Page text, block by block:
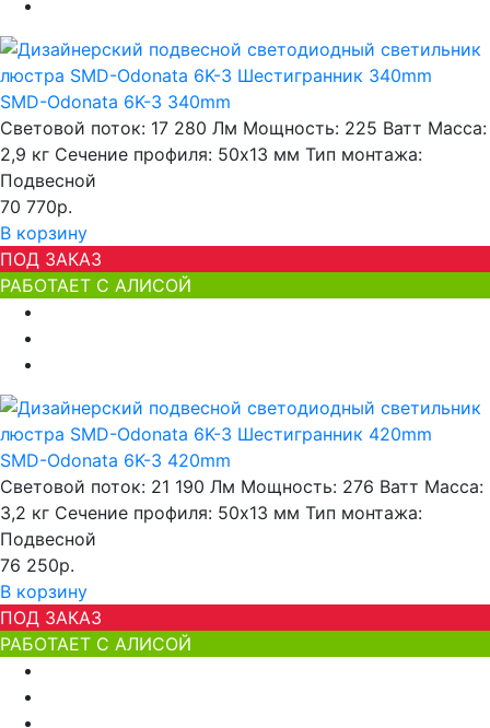
SMD-Odonata 6K-3 340mm
Световой поток: 17 280 Лм Мощность: 225 Ватт Масса:
2,9 кг Сечение профиля: 50х13 мм Тип монтажа:
Подвесной
70 770р.
В корзину
ПОД ЗАКАЗ
РАБОТАЕТ С АЛИСОЙ
SMD-Odonata 6K-3 420mm
Световой поток: 21 190 Лм Мощность: 276 Ватт Масса:
3,2 кг Сечение профиля: 50х13 мм Тип монтажа:
Подвесной
76 250р.
В корзину
ПОД ЗАКАЗ
РАБОТАЕТ С АЛИСОЙ